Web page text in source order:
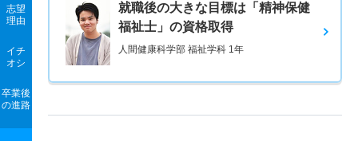
志望
理由
イチ
オシ
卒業後
の進路
就職後の大きな目標は「精神保健
福祉士」の資格取得
人間健康科学部 福祉学科 1年